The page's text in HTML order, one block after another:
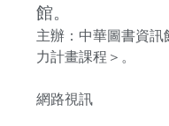
館。
主辦：中華圖書資
力計畫課程＞。
網路視訊